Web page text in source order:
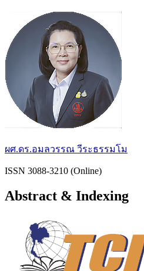
ผศ.ดร.อมลวรรณ วีระธรรมโม
ISSN 3088-3210 (Online)
Abstract & Indexing